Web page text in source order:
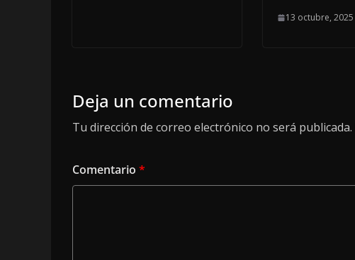
13 octubre, 2025
Deja un comentario
Tu dirección de correo electrónico no será publicada.
Comentario *